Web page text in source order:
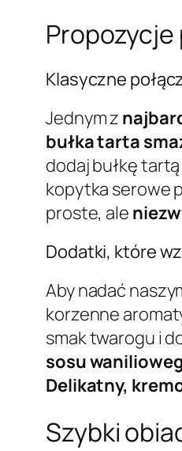
Klasyczne
Jednym z
bułka tarta
dodaj bułkę
kopytka serowe
proste, ale
Dodatki, które
Aby nadać
korzenne
smak twarogu i
sosu
Delikatny,
Szybki